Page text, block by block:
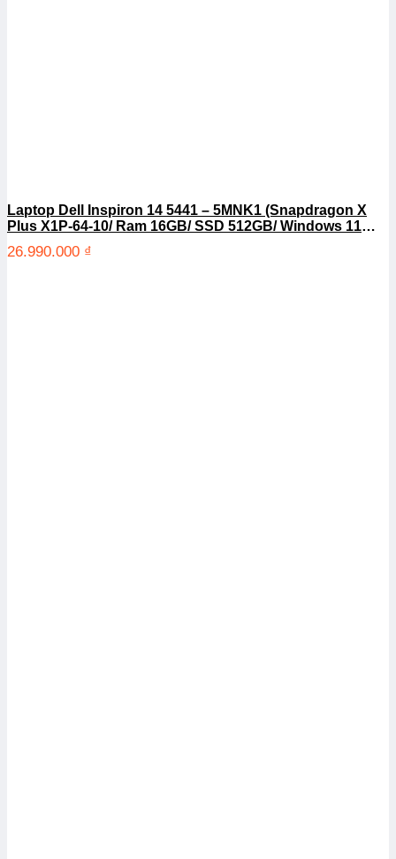
Laptop Dell Inspiron 14 5441 – 5MNK1 (Snapdragon X
Plus X1P-64-10/ Ram 16GB/ SSD 512GB/ Windows 11
Home/ Office/ 1Y)
26.990.000 ₫